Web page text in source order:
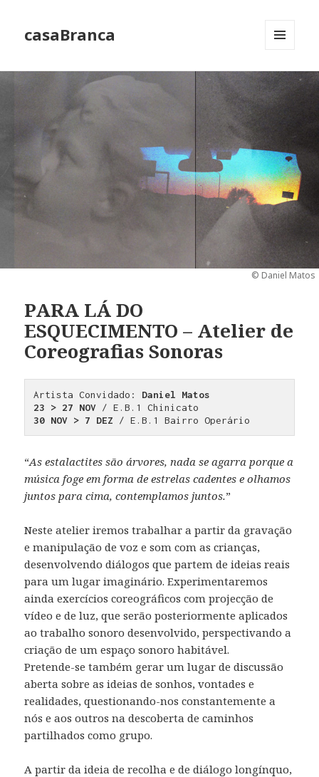
casaBranca
WIDGETS
© Daniel Matos
PARA LÁ DO
ESQUECIMENTO – Atelier de
Coreografias Sonoras
Artista Convidado: Daniel Matos
23 > 27 NOV
30 NOV > 7 DEZ / E.B.1 Bairro Operário
“As estalactites são árvores, nada se agarra porque a
música foge em forma de estrelas cadentes e olhamos
juntos para cima, contemplamos juntos.”
Neste atelier iremos trabalhar a partir da gravação
e manipulação de voz e som com as crianças,
desenvolvendo diálogos que partem de ideias reais
para um lugar imaginário. Experimentaremos
ainda exercícios coreográficos com projecção de
vídeo e de luz, que serão posteriormente aplicados
ao trabalho sonoro desenvolvido, perspectivando a
criação de um espaço sonoro habitável.
Pretende-se também gerar um lugar de discussão
aberta sobre as ideias de sonhos, vontades e
realidades, questionando-nos constantemente a
nós e aos outros na descoberta de caminhos
partilhados como grupo.
A partir da ideia de recolha e de diálogo longínquo,